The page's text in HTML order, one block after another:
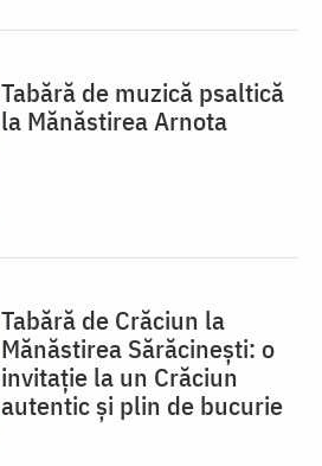
Tabără de muzică psaltică
la Mănăstirea Arnota
Tabără de Crăciun la
Mănăstirea Sărăcinești: o
invitație la un Crăciun
autentic și plin de bucurie